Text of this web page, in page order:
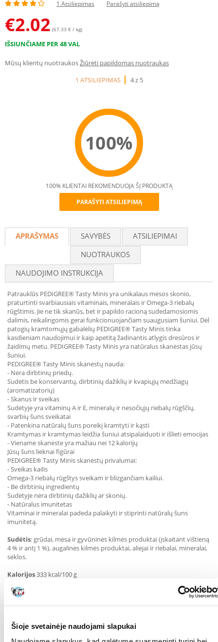
Šioje svetainėje naudojami slapukai
1 Atsiliepimas Parašyti atsiliepimą
€2.02 (67.33 € / kg)
IŠSIUNČIAME PER 48 VAL
Mūsų klientų nuotraukosŽiūrėti papildomas nuotraukas
1 ATSILIEPIMAS
4 z 5
100%
Recommend
100% KLIENTAI REKOMENDUOJA ŠĮ PRODUKTĄ
PARAŠYTI ATSILIEPIMĄ
APRAŠYMAS SAVYBĖS
ATSILIEPIMAI
NUOTRAUKOS
NAUDOJIMO INSTRUKCIJA
Patrauklūs PEDIGREE® Tasty Minis yra unikalaus mėsos skonio,
praturtinti svarbiausiais vitaminais, mineralais ir Omega-3 riebalų
rūgštimis. Jie ne tik skanūs, bet ir papildo racioną sudedamosiomis
dalimis, reikalingomis gerai funkcionuojančiam suaugusiam šuniui. Dėl
patogių kramtomųjų gabalėlių PEDIGREE® Tasty Minis tinka
kasdieniam naudojimui ir kaip apetitą žadinantis atlygis dresūros ir
žaidimų metu. PEDIGREE® Tasty Minis yra natūralus skanėstas jūsų
šuniui.
PEDIGREE® Tasty Minis skanėstų nauda:
- Nėra dirbtinių priedų.
Sudėtis be konservantų, dirbtinių dažiklių ir kvapiųjų medžiagų
(aromatizatorių)
- Skanus ir sveikas
Sudėtyje yra vitaminų A ir E, mineralų ir nesočiųjų riebalų rūgščių,
svarbių šuns sveikatai
- Patenkina natūralų šuns poreikį kramtyti ir kąsti
Kramtymas ir kramtymas leidžia šuniui atsipalaiduoti ir išlieti emocijas
- Viename skanėste yra mažiau nei 12 kalorijų
Jūsų šuns lieknai figūrai
PEDIGREE® Tasty Minis skanėstų privalumai:
- Sveikas kailis
Omega-3 riebalų rūgštys sveikam ir blizgančiam kailiui.
- Be dirbtinių ingredientų
Sudėtyje nėra dirbtinių dažiklių ar skonių.
- Natūralus imunitetas
Vitaminai ir mineralai padeda palaikyti ir stiprinti natūralų šuns
imunitetą.
Sudėtis: grūdai, mėsa ir gyvūninės kilmės produktai (įskaitant vištieną
4 % ir antį 1 %), augalinės kilmės produktai, aliejai ir riebalai, mineralai,
sėklos.
Kalorijos333 kcal/100 g
Priedai / 1 kg:
antioksidantai ir dažikliai; maisto papildai: Vitaminas A:
Analitinės sudedamosios dalys (%): baltymai: 21,0; riebalai: 11;